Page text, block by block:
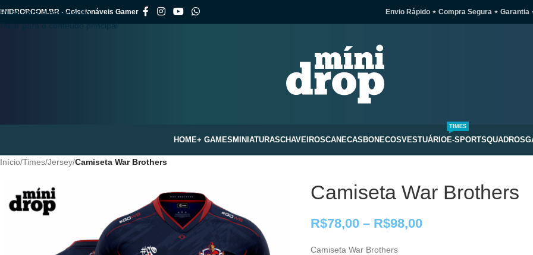
Pular para a navegação
Pular para o conteúdo principal
- Colecionáveis Gamer Envio Rápido ⋆ Compra Segura ⋆ Garantia
HOME+ GAMES MINIATURASCHAVEIROSCANECAS BONECOSVESTUÁRIOE-SPORTS
TIMES
QUADROS
Início/Times/Jersey/Camiseta War Brothers
Camiseta War Brothers
R$78,00 – R$98,00
Camiseta War Brothers